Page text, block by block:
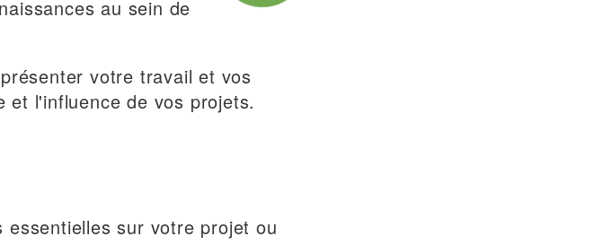
au sein de
votre travail et vos
l'influence de vos projets.
sur votre projet ou